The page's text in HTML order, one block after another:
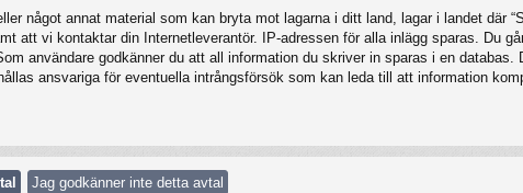
något annat material som kan bryta mot lagarna i ditt land, lagar i landet där
att vi kontaktar din Internetleverantör. IP-adressen för alla inlägg sparas. Du
användare godkänner du att all information du skriver in sparas i en databas.
ansvariga för eventuella intrångsförsök som kan leda till att information